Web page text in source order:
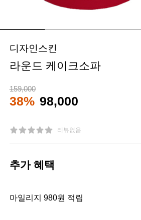
디자인스킨
라운드 케이크소파
159,000
38% 98,000
리뷰없음
추가 혜택
마일리지 980원 적립